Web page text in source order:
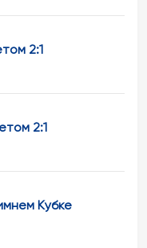
2:1
2:1
Кубке